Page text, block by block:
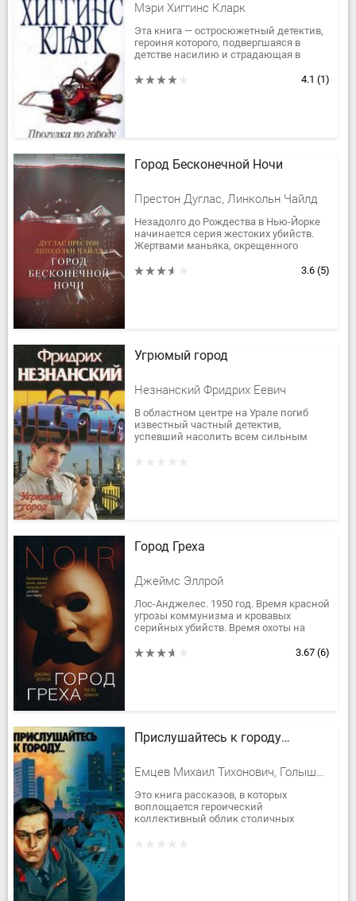
Мэри Хиггинс Кларк
Эта книга — остросюжетный детектив,
героиня которого, подвергшаяся в
детстве насилию и страдающая в
заболеванием, обвиняется в убийстве...
4.1 (1)
Город Бесконечной Ночи
Престон Дуглас, Линкольн Чайлд
Незадолго до Рождества в Нью-Йорке
начинается серия жестоких убийств.
Жертвами маньяка, окрещенного
становятся миллиардеры, магнаты и...
3.6 (5)
Угрюмый город
Незнанский Фридрих Еевич
В областном центре на Урале погиб
известный частный детектив,
успевший насолить всем сильным
Город Греха
Джеймс Эллрой
Лос-Анджелес. 1950 год. Время красной
угрозы коммунизма и кровавых
серийных убийств. Время охоты на
расследует подрывную деятельность...
3.67 (6)
Прислушайтесь к городу…
Емцев Михаил Тихонович, Голышкин Василий Семенович, Скорин Игорь Дмитриевич, Безуглов Анатолий Алексеевич, Устинов Сергей Львович, Кулешов Александр Петрович, Стрелкова Ирина Ивановна, Львов Сергей Львович, Степичев Михаил Иосифович
Это книга рассказов, в которых
воплощается героический
коллективный облик столичных